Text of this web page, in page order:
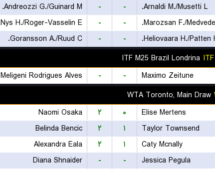
Arnaldi M./Musetti L.
-
-
Andreozzi G./Guinard M.
Marozsan F./
-
-
Nys H./Roger-Vasselin E.
Heliovaara H./Patten
-
-
Goransson A./Ruud C.
ITF M25 Brazil Londrina
Maximo Zeitune
-
-
WTA Toronto, Main Draw
Elise Mertens
۰ ۲ Naomi Osaka
Taylor Townsend
۱ ۲ Belinda Bencic
Caty Mcnally
۱ ۲ Alexandra Eala
Jessica Pegula
-
-
Diana Shnaider